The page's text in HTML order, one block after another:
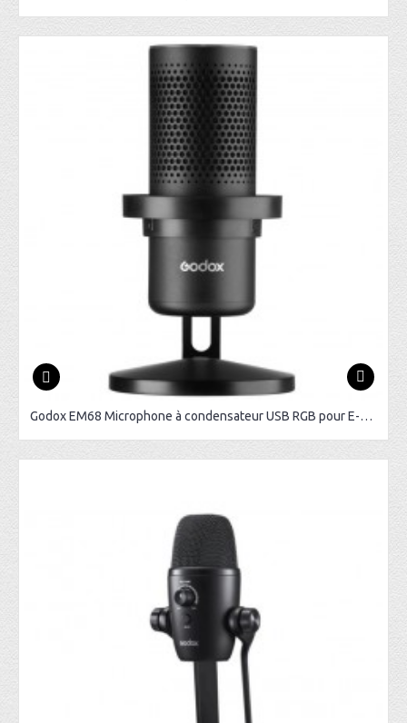
Godox EM68 Microphone à condensateur USB RGB pour E-Sport